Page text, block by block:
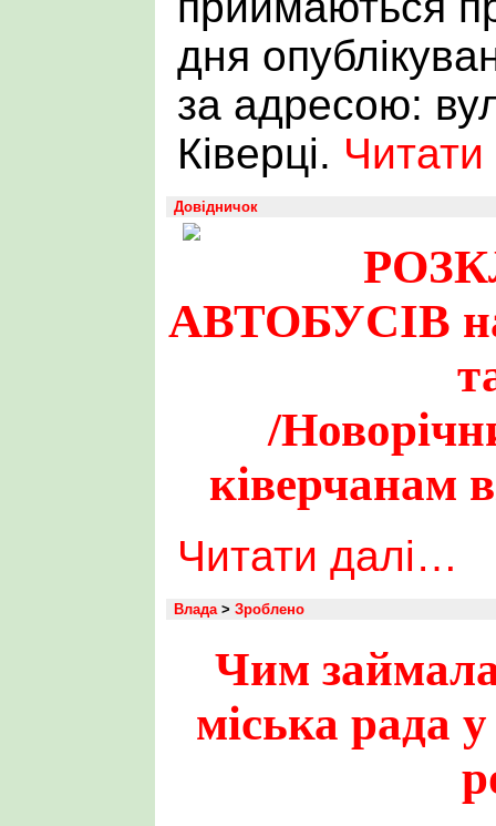
дня
за адресою:
Ківерці.
Довідничок
АВТОБУСІВ
/
ківерчанам
Читати далі…
Влада> Зроблено
Чим
міська рада